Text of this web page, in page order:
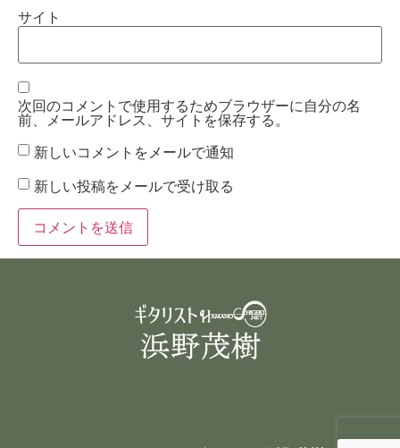
サイト
次回のコメントで使用するためブラウザーに自分の名
前、メールアドレス、サイトを保存する。
新しいコメントをメールで通知
新しい投稿をメールで受け取る